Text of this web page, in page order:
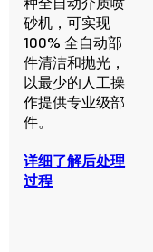
砂机，可实现
100% 全自动部
件清洁和抛光，
以最少的人工操
作提供专业级部
件。
详细了解后处理
过程